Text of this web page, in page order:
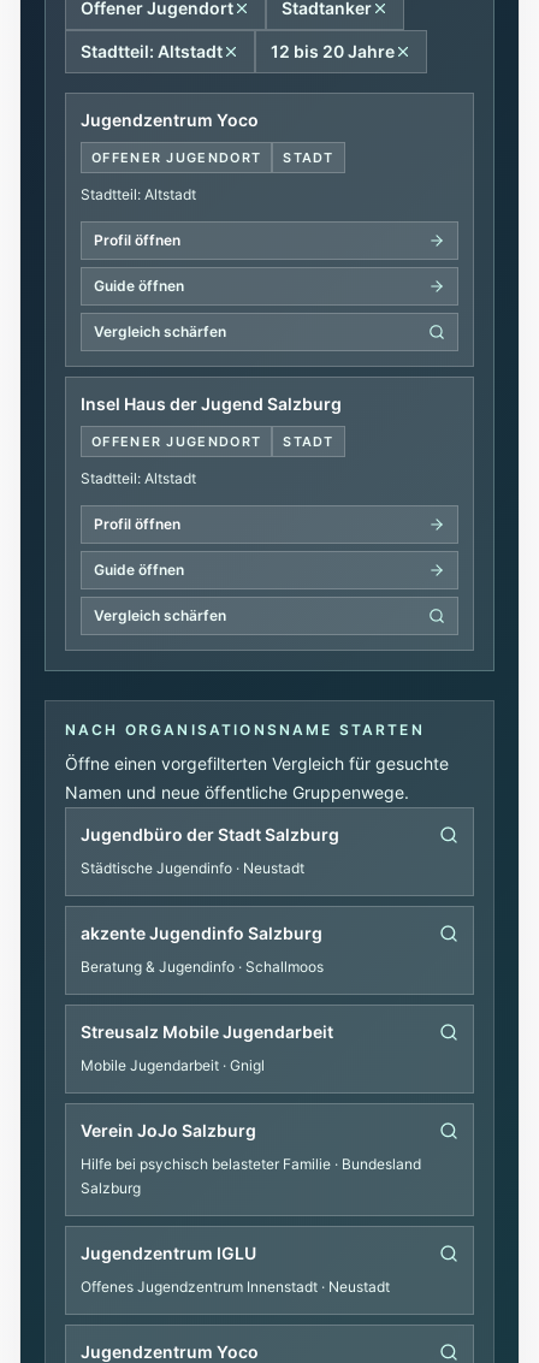
Offener Jugendort Stadtanker
Stadtteil: Altstadt 12 bis 20 Jahre
Jugendzentrum Yoco
OFFENER JUGENDORT STADT
Stadtteil: Altstadt
Profil öffnen
Guide öffnen
Vergleich schärfen
Insel Haus der Jugend Salzburg
OFFENER JUGENDORT STADT
Stadtteil: Altstadt
Profil öffnen
Guide öffnen
Vergleich schärfen
NACH ORGANISATIONSNAME STARTEN
Öffne einen vorgefilterten Vergleich für gesuchte
Namen und neue öffentliche Gruppenwege.
Jugendbüro der Stadt Salzburg
Städtische Jugendinfo · Neustadt
akzente Jugendinfo Salzburg
Beratung & Jugendinfo · Schallmoos
Streusalz Mobile Jugendarbeit
Mobile Jugendarbeit · Gnigl
Verein JoJo Salzburg
Hilfe bei psychisch belasteter Familie · Bundesland
Salzburg
Jugendzentrum IGLU
Offenes Jugendzentrum Innenstadt · Neustadt
Jugendzentrum Yoco